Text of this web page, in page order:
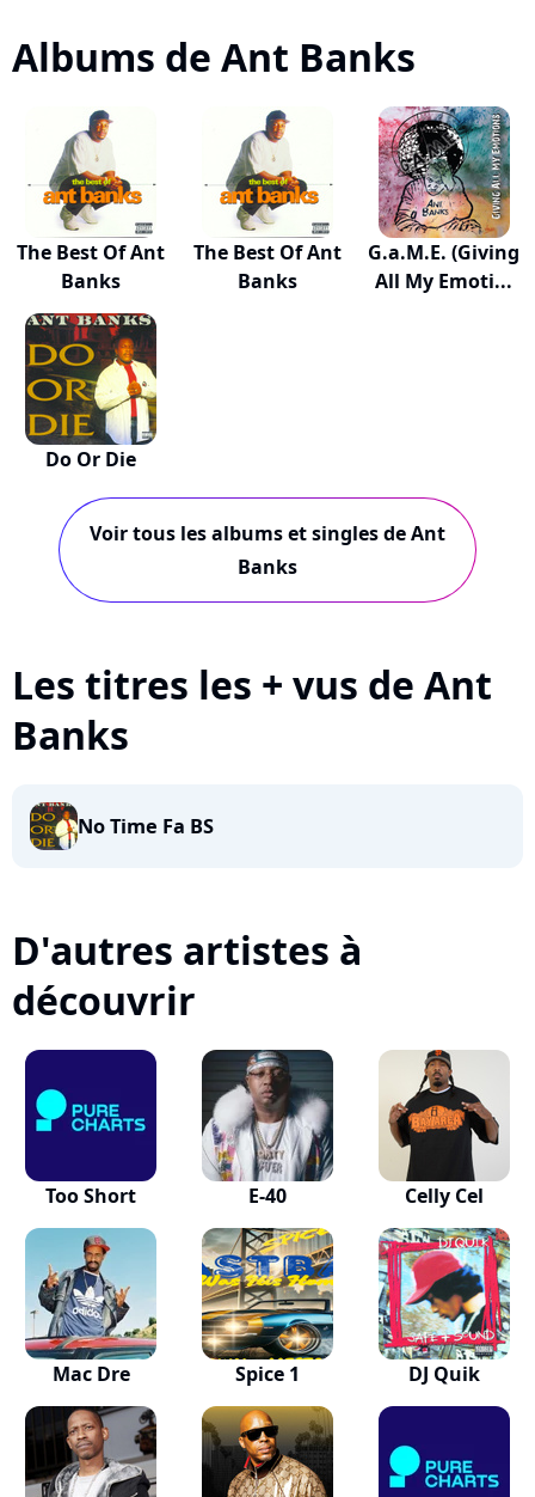
Albums de Ant Banks
The Best Of Ant
Banks
The Best Of Ant
Banks
G.a.M.E. (Giving
All My Emoti...
Do Or Die
Voir tous les albums et singles de Ant
Banks
Les titres les + vus de Ant
Banks
No Time Fa BS
D'autres artistes à
découvrir
Too Short E-40 Celly Cel
Mac Dre Spice 1 DJ Quik